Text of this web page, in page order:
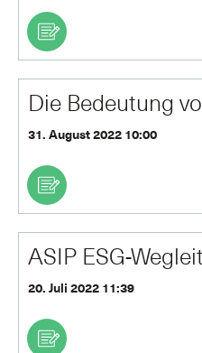
Die Bedeutung
31. August 2022 10:00
ASIP ESG-
20. Juli 2022 11:39